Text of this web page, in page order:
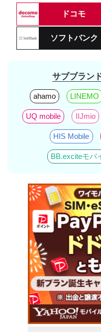
ドコモ
ソフトバンク
サブブラン
ahamo LINEMO
UQ mobile IIJmio
HIS Mobile
BB.exciteモバ